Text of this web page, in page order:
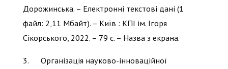
Дорожинська. – Електронні текстові дані (1
файл: 2,11 Мбайт). – Київ : КПІ ім. Ігоря
Сікорського, 2022. – 79 с. – Назва з екрана.
3. Організація науково-інноваційної